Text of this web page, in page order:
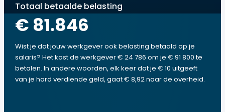
Totaal betaalde belasting
€ 81.846
Wist je dat jouw werkgever ook belasting betaald op je
salaris? Het kost de werkgever € 24 786 om je € 91 800 te
betalen. In andere woorden, elk keer dat je € 10 uitgeeft
van je hard verdiende geld, gaat € 8,92 naar de overheid.